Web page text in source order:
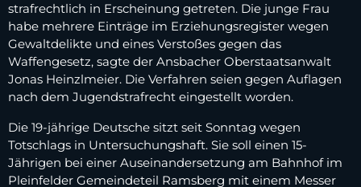
strafrechtlich in Erscheinung getreten. Die junge Frau
habe mehrere Einträge im Erziehungsregister wegen
Gewaltdelikte und eines Verstoßes gegen das
Waffengesetz, sagte der Ansbacher Oberstaatsanwalt
Jonas Heinzlmeier. Die Verfahren seien gegen Auflagen
nach dem Jugendstrafrecht eingestellt worden.
Die 19-jährige Deutsche sitzt seit Sonntag wegen
Totschlags in Untersuchungshaft. Sie soll einen 15-
Jährigen bei einer Auseinandersetzung am Bahnhof im
Pleinfelder Gemeindeteil Ramsberg mit einem Messer